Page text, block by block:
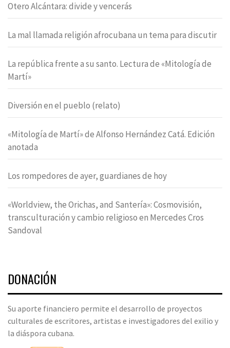
Otero Alcántara: divide y vencerás
La mal llamada religión afrocubana un tema para discutir
La república frente a su santo. Lectura de «Mitología de
Martí»
Diversión en el pueblo (relato)
«Mitología de Martí» de Alfonso Hernández Catá. Edición
anotada
Los rompedores de ayer, guardianes de hoy
«Worldview, the Orichas, and Santería»: Cosmovisión,
transculturación y cambio religioso en Mercedes Cros
Sandoval
DONACIÓN
Su aporte financiero permite el desarrollo de proyectos
culturales de escritores, artistas e investigadores del exilio y
la diáspora cubana.